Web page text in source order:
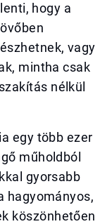
hogy a
vagy
mintha csak
nélkül
egy több ezer
műholdból
gyorsabb
hagyományos,
köszönhetően